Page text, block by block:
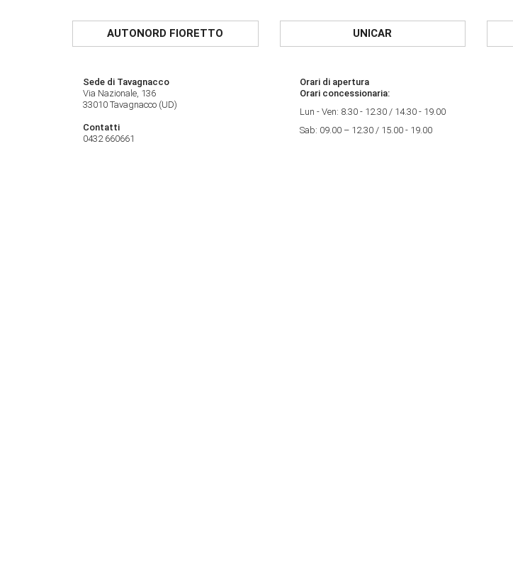
AUTONORD FIORETTO UNICAR
Sede di Tavagnacco
Via Nazionale, 136
33010 Tavagnacco (UD)
Contatti
0432 660661
Orari di apertura
Orari concessionaria:
Lun - Ven: 8.30 - 12.30 / 14.30 - 19.00
Sab: 09.00 – 12.30 / 15.00 - 19.00